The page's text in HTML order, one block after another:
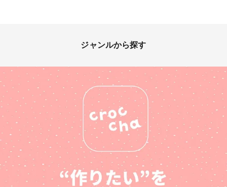
べ物に関しては何度か大事件を
目になりました。 #zutter
#binditall #リング式製本機 #手
作りアルバム #スクラップブッ
キング #スタンプ #ダイ #ファ
ンれぽ_クロップパーティー #
ペーパークラフト
ジャンルから探す